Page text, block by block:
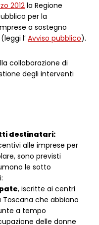
2012la Regione
per la
a sostegno
(leggi l’Avviso pubblico).
collaborazione di
degli interventi
destinatari:
alle imprese per
sono previsti
le sotto
, iscritte ai centri
Toscana che abbiano
a tempo
delle donne